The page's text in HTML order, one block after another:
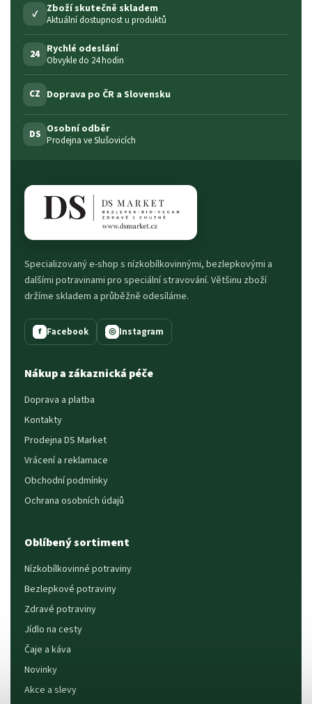
✓ Zboží skutečně skladem
Aktuální dostupnost u produktů
24 Rychlé odeslání
Obvykle do 24 hodin
CZ Doprava po ČR a Slovensku
DS Osobní odběr
Prodejna ve Slušovicích
Specializovaný e-shop s nízkobílkovinnými, bezlepkovými a
dalšími potravinami pro speciální stravování. Většinu zboží
držíme skladem a průběžně odesíláme.
f Facebook ◎ Instagram
Nákup a zákaznická péče
Doprava a platba
Kontakty
Prodejna DS Market
Vrácení a reklamace
Obchodní podmínky
Ochrana osobních údajů
Oblíbený sortiment
Nízkobílkovinné potraviny
Bezlepkové potraviny
Zdravé potraviny
Jídlo na cesty
Čaje a káva
Novinky
Akce a slevy